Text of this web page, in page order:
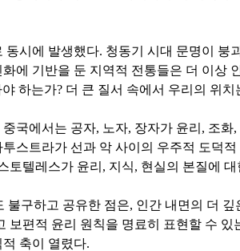
시에 발생했다. 청동기 시대 문명이
에 기반을 둔 지역적 전통들은 더 이상
하는가? 더 큰 질서 속에서 우리의 위치
에서는 공자, 노자, 장자가 윤리, 조
스트라가 선과 악 사이의 우주적 도덕
텔레스가 윤리, 지식, 현실의 본질에
구하고 공유한 점은, 인간 내면의 더
편적 윤리 원칙을 명료히 표현할 수
축이 열렸다.